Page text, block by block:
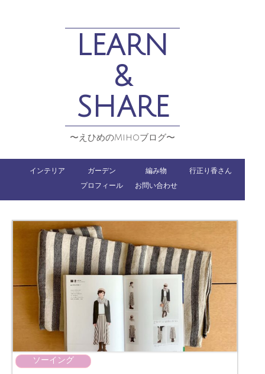
LEARN
&
SHARE
〜えひめのMihoブログ〜
インテリア ガーデン 編み物
行正り香さん
プロフィール
お問い合わせ
ソーイング